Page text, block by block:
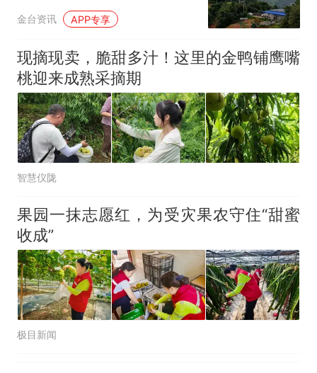
热
那个在床头放菜刀的女孩，
人生
金台资讯 APP专享
现摘现卖，脆甜多汁！这里的金鸭铺鹰嘴
桃迎来成熟采摘期
智慧仪陇
果园一抹志愿红，为受灾果农守住“甜蜜
收成”
极目新闻